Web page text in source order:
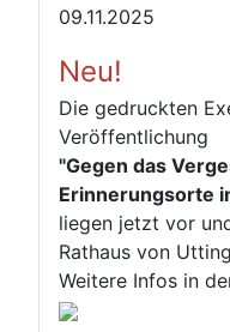
09.11.2025
Neu!
Die gedruckten
Veröffentlichung
"Gegen das
Erinnerungsorte
liegen jetzt vor
Rathaus von
Weitere Infos in